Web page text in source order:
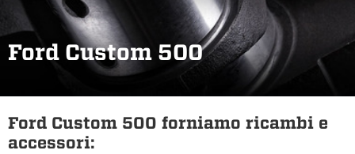
Ford Custom 500
Ford Custom 500 forniamo ricambi e
accessori: